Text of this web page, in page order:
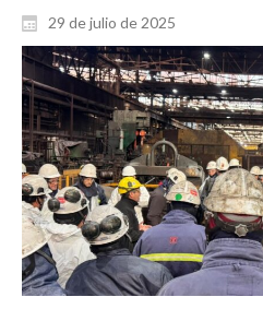
29 de julio de 2025